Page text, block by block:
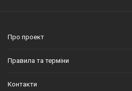
Про проект
Правила та терміни
Контакти